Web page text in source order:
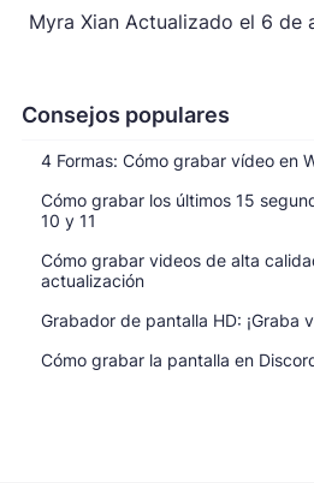
Consejos populares
4 Formas: Cómo grabar vídeo en
Cómo grabar los últimos 15
10 y 11
Cómo grabar videos de alta
actualización
Grabador de pantalla HD: ¡Graba
Cómo grabar la pantalla en
Myra Xian Actualizado el 6 de